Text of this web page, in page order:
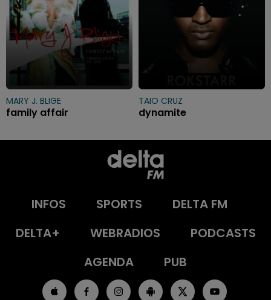
MARY J. BLIGE
family affair
TAIO CRUZ
dynamite
INFOS SPORTS
DELTA FM
DELTA+
WEBRADIOS
PODCASTS
AGENDA
PUB